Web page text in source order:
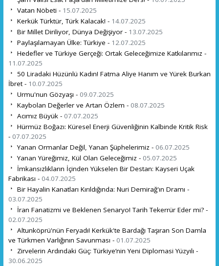
Vatan Nöbeti - 15.07.2025
Kerkük Türktür, Türk Kalacak! - 14.07.2025
Bir Millet Diriliyor, Dünya Değişiyor - 13.07.2025
Paylaşılamayan Ülke: Türkiye - 12.07.2025
Hedefler ve Türkiye Gerçeği: Ortak Geleceğimize Katkılarımız -
11.07.2025
50 Liradaki Hüzünlü Kadın! Fatma Aliye Hanım ve Yürek Burkan
İbret - 10.07.2025
Urmu'nun Gözyaşı - 09.07.2025
Kaybolan Değerler ve Artan Özlem - 08.07.2025
Acımız Büyük - 07.07.2025
Hürmüz Boğazı: Küresel Enerji Güvenliğinin Kalbinde Kritik Risk
- 07.07.2025
Yanan Ormanlar Değil, Yanan Şüphelerimiz - 06.07.2025
Yanan Yüreğimiz, Kül Olan Geleceğimiz - 05.07.2025
İmkansızlıkların İçinden Yükselen Bir Destan: Kayseri Uçak
Fabrikası - 04.07.2025
Bir Hayalin Kanatları Kırıldığında: Nuri Demirağ'ın Dramı -
03.07.2025
İran Fanatizmi ve Beklenen Senaryo! Tarih Tekerrür Eder mi? -
02.07.2025
Altunköprü'nün Feryadı! Kerkük'te Bardağı Taşıran Son Damla
ve Türkmen Varlığının Savunması - 01.07.2025
Zirvelerin Ardındaki Güç: Türkiye’nin Yeni Diplomasi Yüzyılı -
30.06.2025